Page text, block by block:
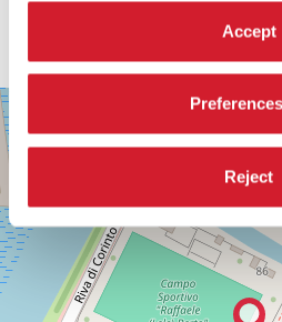
Accept
Preferences
Reject
PALABIENNALE
VIA
SANDRO
86
30126
LIDO
DI
VENEZIA
TEL.
0415218711